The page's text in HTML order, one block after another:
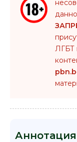
ЛГБТ